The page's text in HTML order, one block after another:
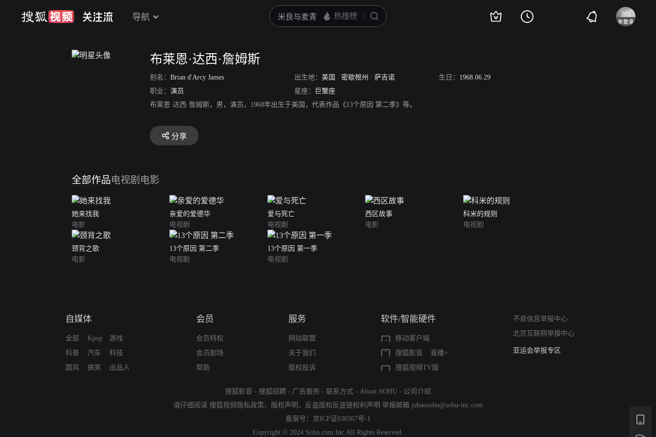
导航
布莱恩·达西·詹姆斯
别名： Brian d'Arcy James 出生地： 美国 / 密歇根州 / 萨吉诺 生日： 1968.06.29
职业： 演员 星座：
巨蟹座
布莱恩·达西·詹姆斯，男，演员，1968年出生于美国，代表作品《13个原因 第二季》等。
分享
全部作品电视剧 电影
她来找我
电影
亲爱的爱德华
电视剧
爱与死亡
电视剧
西区故事
电影
科米的规则
电视剧
颈背之歌
电影
13个原因 第二季
电视剧
13个原因 第一季
电视剧
自媒体
全部
科普
国风
Kpop
汽车
搞笑
游戏
科技
出品人
会员
会员特权
会员剧场
帮助
服务
网站联盟
关于我们
版权投诉
软件/智能硬件
移动客户端
搜狐影音
直播+
搜狐视频TV版
不良信息举报中心
北京互联网举报中心
12318 文化市场举报
算法推荐专项举报
亚运会举报专区
搜狐影音 - 搜狐招聘 - 广告服务 - 联系方式 - About SOHU - 公司介绍
请仔细阅读 搜狐视频隐私政策、 版权声明 、 反盗版和反盗链权利声明 举报邮箱 jubaosohu@sohu-inc.com
备案号： 京ICP证030367号-1
Copyright © 2024 Sohu.com Inc.All Rights Reserved.